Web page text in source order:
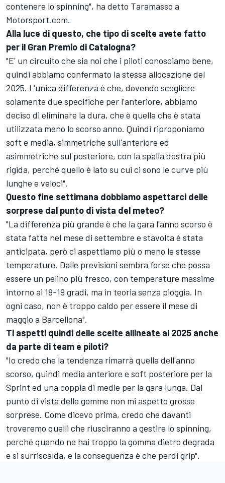
contenere lo spinning", ha detto Taramasso a
Motorsport.com.
Alla luce di questo, che tipo di scelte avete fatto
per il Gran Premio di Catalogna?
"E' un circuito che sia noi che i piloti conosciamo bene,
quindi abbiamo confermato la stessa allocazione del
2025. L'unica differenza è che, dovendo scegliere
solamente due specifiche per l'anteriore, abbiamo
deciso di eliminare la dura, che è quella che è stata
utilizzata meno lo scorso anno. Quindi riproponiamo
soft e media, simmetriche sull'anteriore ed
asimmetriche sul posteriore, con la spalla destra più
rigida, perché quello è lato su cui ci sono le curve più
lunghe e veloci".
Questo fine settimana dobbiamo aspettarci delle
sorprese dal punto di vista del meteo?
"La differenza più grande è che la gara l'anno scorso è
stata fatta nel mese di settembre e stavolta è stata
anticipata, però ci aspettiamo più o meno le stesse
temperature. Dalle previsioni sembra forse che possa
essere un pelino più fresco, con temperature massime
intorno ai 18-19 gradi, ma in teoria senza pioggia. In
ogni caso, non è troppo caldo per essere il mese di
maggio a Barcellona".
Ti aspetti quindi delle scelte allineate al 2025 anche
da parte di team e piloti?
"Io credo che la tendenza rimarrà quella dell'anno
scorso, quindi media anteriore e soft posteriore per la
Sprint ed una coppia di medie per la gara lunga. Dal
punto di vista delle gomme non mi aspetto grosse
sorprese. Come dicevo prima, credo che davanti
troveremo quelli che riusciranno a gestire lo spinning,
perché quando ne hai troppo la gomma dietro degrada
e si surriscalda, e la conseguenza è che perdi grip".